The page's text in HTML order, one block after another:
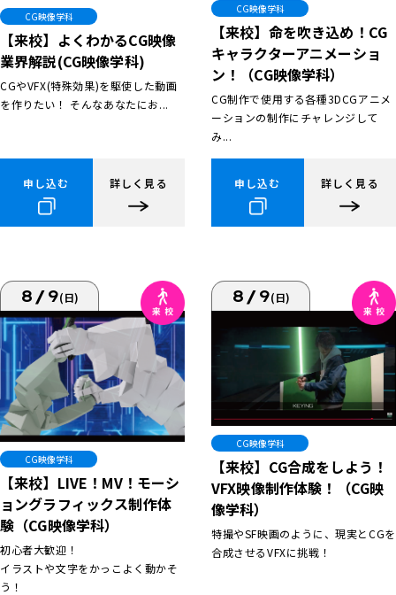
CG映像学科
【来校】よくわかるCG映像
業界解説(CG映像学科)
CGやVFX(特殊効果)を駆使した動画
を作りたい！ そんなあなたにお...
申し込む 詳しく見る
CG映像学科
【来校】命を吹き込め！CG
キャラクターアニメーショ
ン！（CG映像学科）
CG制作で使用する各種3DCGアニメ
ーションの制作にチャレンジして
み...
申し込む 詳しく見る
8/9(日)
CG映像学科
【来校】LIVE！MV！モーシ
ョングラフィックス制作体
験（CG映像学科）
初心者大歓迎！
イラストや文字をかっこよく動かそ
う！
8/9(日)
CG映像学科
【来校】CG合成をしよう！
VFX映像制作体験！（CG映
像学科）
特撮やSF映画のように、現実とCGを
合成させるVFXに挑戦！